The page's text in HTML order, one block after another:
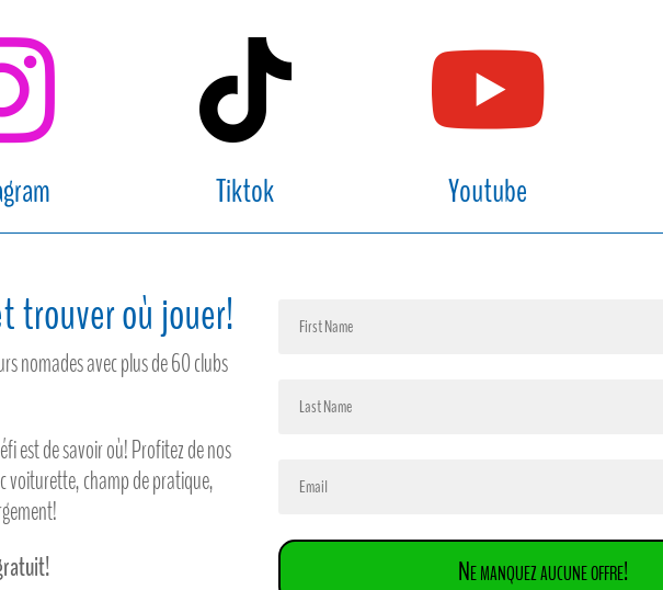

Tiktok

Youtube
trouver où jouer!
nomades avec plus de 60 clubs
est de savoir où! Profitez de nos
voiturette, champ de pratique,
Ne manquez aucune offre!